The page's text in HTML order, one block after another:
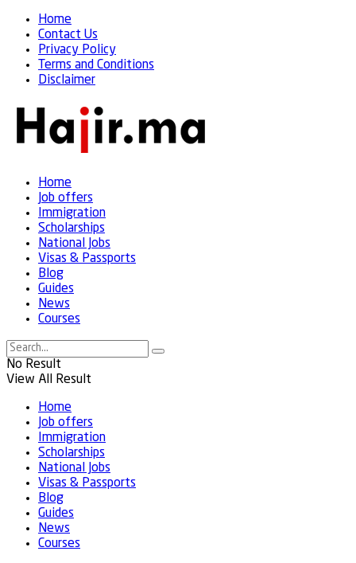
Home
Contact Us
Privacy Policy
Terms and Conditions
Disclaimer
Home
Job offers
Immigration
Scholarships
National Jobs
Visas & Passports
Blog
Guides
News
Courses
No Result
View All Result
Home
Job offers
Immigration
Scholarships
National Jobs
Visas & Passports
Blog
Guides
News
Courses